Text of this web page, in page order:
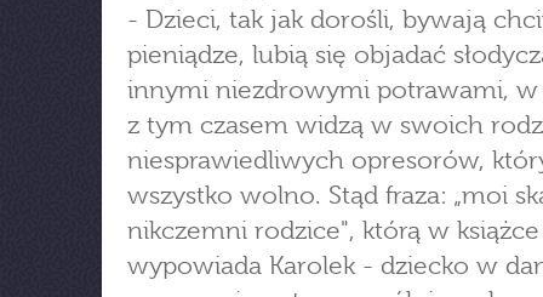
- Dzieci, tak jak dorośli, bywają
pieniądze, lubią się objadać
innymi niezdrowymi potrawami, w
z tym czasem widzą w swoich
niesprawiedliwych opresorów,
wszystko wolno. Stąd fraza: „moi
nikczemni rodzice", którą w
wypowiada Karolek - dziecko w